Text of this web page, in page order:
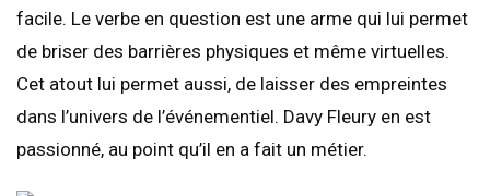
facile. Le verbe en question est une arme qui lui permet
de briser des barrières physiques et même virtuelles.
Cet atout lui permet aussi, de laisser des empreintes
dans l’univers de l’événementiel. Davy Fleury en est
passionné, au point qu’il en a fait un métier.